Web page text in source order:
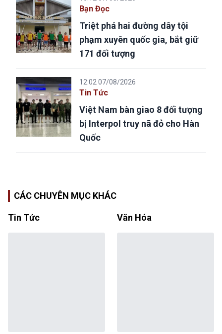
Bạn Đọc
Triệt phá hai đường dây tội
phạm xuyên quốc gia, bắt giữ
171 đối tượng
12:02 07/08/2026
Tin Tức
Việt Nam bàn giao 8 đối tượng
bị Interpol truy nã đỏ cho Hàn
Quốc
CÁC CHUYÊN MỤC KHÁC
Tin Tức Văn Hóa